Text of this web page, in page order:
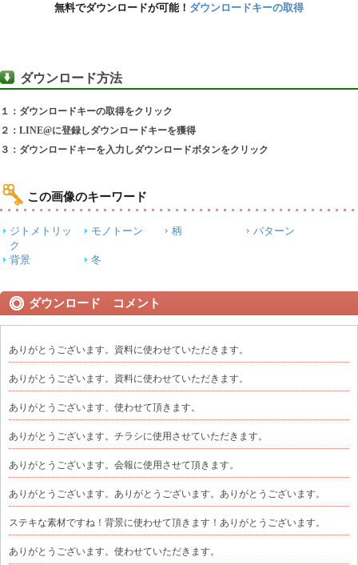
無料でダウンロードが可能！ ダウンロードキーの取得
ダウンロード方法
１：ダウンロードキーの取得をクリック
２：LINE@に登録しダウンロードキーを獲得
３：ダウンロードキーを入力しダウンロードボタンをクリック
この画像のキーワード
ジトメトリッ
ク
モノトーン 柄 パターン
背景 冬
ダウンロード コメント
ありがとうございます。資料に使わせていただきます。
ありがとうございます。資料に使わせていただきます。
ありがとうございます、使わせて頂きます。
ありがとうございます。チラシに使用させていただきます。
ありがとうございます。会報に使用させて頂きます。
ありがとうございます。ありがとうございます。ありがとうございます。
ステキな素材ですね！背景に使わせて頂きます！ありがとうございます。
ありがとうございます。使わせていただきます。